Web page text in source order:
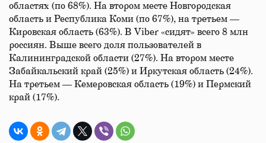
областях (по 68%). На втором месте Новгородская
область и Республика Коми (по 67%), на третьем —
Кировская область (63%). В Viber «сидят» всего 8 млн
россиян. Выше всего доля пользователей в
Калининградской области (27%). На втором месте
Забайкальский край (25%) и Иркутская область (24%).
На третьем — Кемеровская область (19%) и Пермский
край (17%).